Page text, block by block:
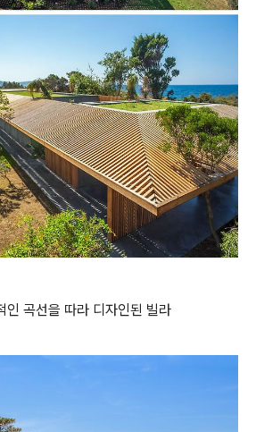
인 곡선을 따라 디자인된 빌라